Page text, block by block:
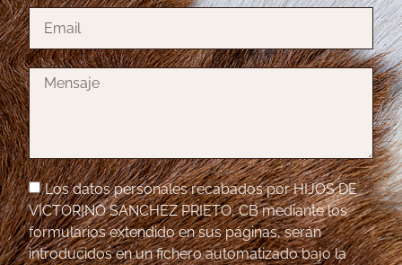
Los datos personales recabados por HIJOS DE
VICTORINO SANCHEZ PRIETO, CB mediante los
formularios extendido en sus páginas, serán
introducidos en un fichero automatizado bajo la